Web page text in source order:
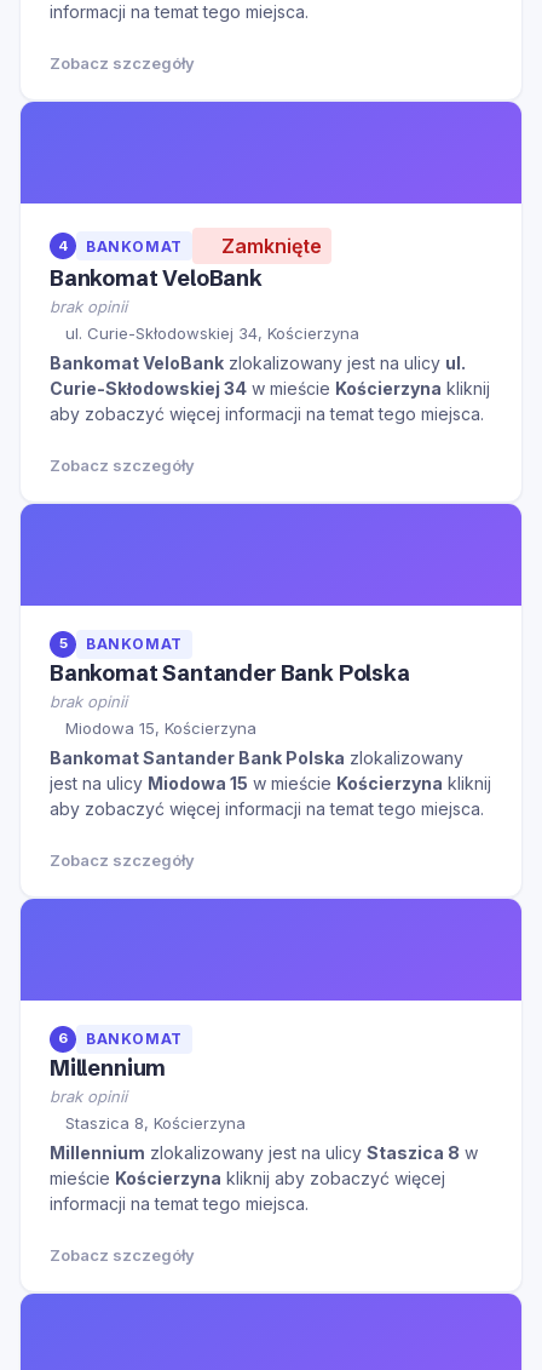
informacji na temat tego miejsca.
Zobacz szczegóły
4 BANKOMAT Zamknięte
Bankomat VeloBank
brak opinii
ul. Curie-Skłodowskiej 34, Kościerzyna
Bankomat VeloBank zlokalizowany jest na ulicy ul.
Curie-Skłodowskiej 34 w mieście Kościerzyna kliknij
aby zobaczyć więcej informacji na temat tego miejsca.
Zobacz szczegóły
5 BANKOMAT
Bankomat Santander Bank Polska
brak opinii
Miodowa 15, Kościerzyna
Bankomat Santander Bank Polska zlokalizowany
jest na ulicy Miodowa 15 w mieście Kościerzyna kliknij
aby zobaczyć więcej informacji na temat tego miejsca.
Zobacz szczegóły
6 BANKOMAT
Millennium
brak opinii
Staszica 8, Kościerzyna
Millennium zlokalizowany jest na ulicy Staszica 8 w
mieście Kościerzyna kliknij aby zobaczyć więcej
informacji na temat tego miejsca.
Zobacz szczegóły